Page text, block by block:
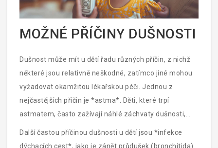
MOŽNÉ PŘÍČINY DUŠNOSTI
Dušnost může mít u dětí řadu různých příčin, z nichž
některé jsou relativně neškodné, zatímco jiné mohou
vyžadovat okamžitou lékařskou péči. Jednou z
nejčastějších příčin je *astma*. Děti, které trpí
astmatem, často zažívají náhlé záchvaty dušnosti,
kdy mají pocit těsnosti na hrudi a jejich dýchání je
obtížné. Astma je často způsobeno alergeny jako jsou
Další častou příčinou dušnosti u dětí jsou *infekce
dýchacích cest*, jako je zánět průdušek (bronchitida)